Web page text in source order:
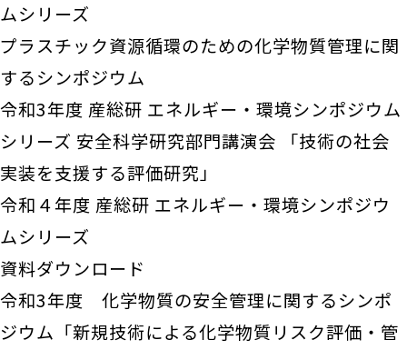
ムシリーズ
プラスチック資源循環のための化学物質管理に関
するシンポジウム
令和3年度 産総研 エネルギー・環境シンポジウム
シリーズ 安全科学研究部門講演会 「技術の社会
実装を支援する評価研究」
令和４年度 産総研 エネルギー・環境シンポジウ
ムシリーズ
資料ダウンロード
令和3年度 化学物質の安全管理に関するシンポ
ジウム「新規技術による化学物質リスク評価・管